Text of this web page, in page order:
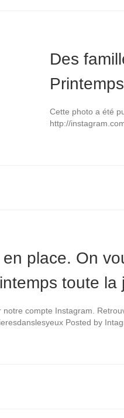
Des
Cette photo a été
http://
place. On
toute la
compte Instagram.
Posted by